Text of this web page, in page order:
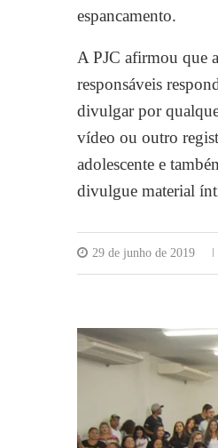
espancamento.
A PJC afirmou que
responsáveis
divulgar por
vídeo ou outro
adolescente e
divulgue material
29 de junho de 2019